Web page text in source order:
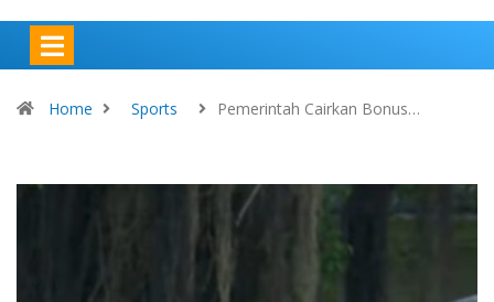
Home Sports Pemerintah Cairkan Bonus…